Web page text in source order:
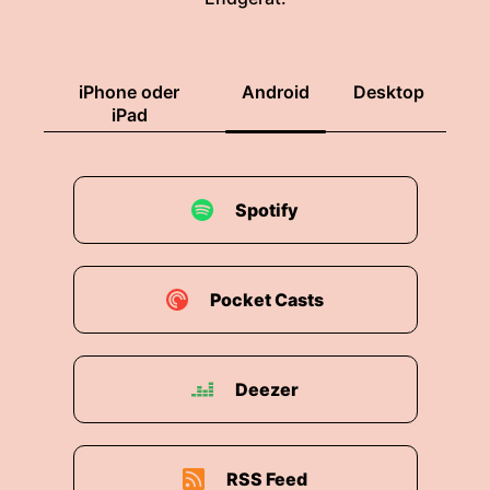
Halbgriechen zusammen, falls ihr das noch nicht
zu sein, weil man so direkt in so eine
griechische Familie geschmissen wird.
00:01:31: Die Klischees bestätigen sich, würde
00:01:36: Welche Klischees, würdest du sagen,
haben Sie schon bestätigt.
00:01:39: Dass es sehr viel Essen gibt, immer.
iPhone oder
iPad
Android Desktop
Spotify
Pocket Casts
Deezer
RSS Feed